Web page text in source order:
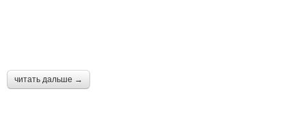
читать дальше →